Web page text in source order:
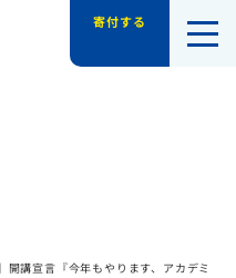
ラ・ルネッサンス（平和
寄付する
講宣言『今年もやります、アカデミ